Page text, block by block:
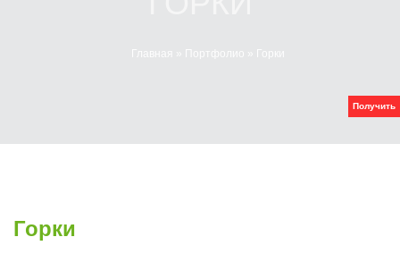
Получить
Главная » Портфолио » Горки
Горки